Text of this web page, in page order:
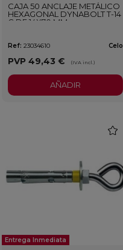
CAJA 50 ANCLAJE METÁLICO
HEXAGONAL DYNABOLT T-14
C DE 14X70 MM
Ref: 23034610 Celo
PVP 49,43 € (IVA incl.)
AÑADIR
Entrega Inmediata